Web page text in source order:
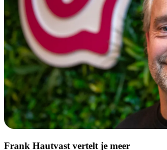
Frank Hautvast vertelt je meer